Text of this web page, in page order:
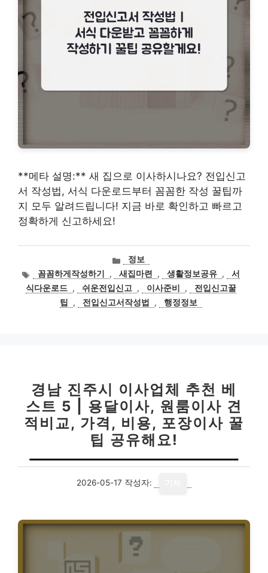
**메타 설명:** 새 집으로 이사하시나요? 전입신고
서 작성법, 서식 다운로드부터 꼼꼼한 작성 꿀팁까
지 모두 알려드립니다! 지금 바로 확인하고 빠르고
정확하게 신고하세요!
카
테
고
리
정보
태
그
꼼꼼하게작성하기 , 새집마련 , 생활정보공유 ,
서
식다운로드 , 쉬운전입신고 , 이사준비 ,
전입신고꿀
팁
, 전입신고서작성법 , 행정정보
경남 진주시 이사업체 추천 베
스트 5 | 용달이사, 원룸이사 견
적비교, 가격, 비용, 포장이사 꿀
팁 공유해요!
2026-05-17 작성자: